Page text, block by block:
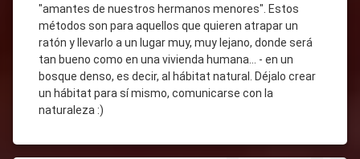
"amantes de nuestros hermanos menores". Estos
métodos son para aquellos que quieren atrapar un
ratón y llevarlo a un lugar muy, muy lejano, donde será
tan bueno como en una vivienda humana... - en un
bosque denso, es decir, al hábitat natural. Déjalo crear
un hábitat para sí mismo, comunicarse con la
naturaleza :)